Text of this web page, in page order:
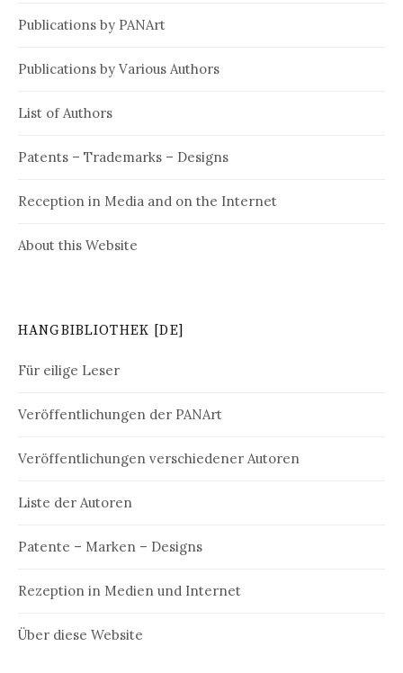
a
i
g
i
o
Publications by PANArt
Publications by Various Authors
List of Authors
Patents – Trademarks – Designs
Reception in Media and on the Internet
About this Website
HANGBIBLIOTHEK [DE]
Für eilige Leser
Veröffentlichungen der PANArt
Veröffentlichungen verschiedener Autoren
Liste der Autoren
Patente – Marken – Designs
Rezeption in Medien und Internet
Über diese Website